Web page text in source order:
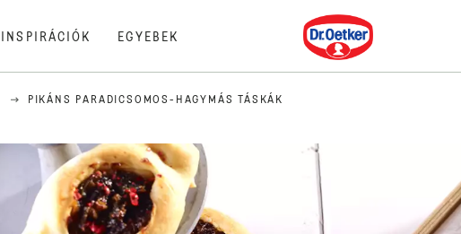
INSPIRÁCIÓK EGYEBEK
Dr. Oetker
PIKÁNS PARADICSOMOS-HAGYMÁS TÁSKÁK